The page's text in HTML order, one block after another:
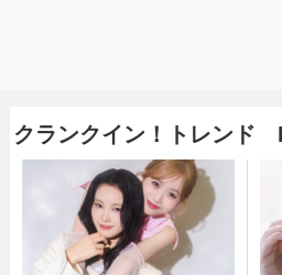
クランクイン！トレンド